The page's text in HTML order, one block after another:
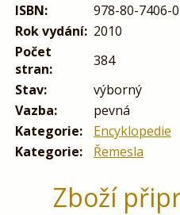
ISBN:
978-80-7406-0
Rok vydání: 2010
Počet
stran:
384
Stav:
výborný
Vazba:
pevná
Kategorie:
Encyklopedie
Kategorie:
Řemesla
Zboží